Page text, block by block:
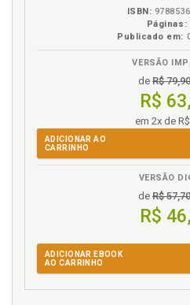
ISBN:
Páginas:
Publicado em:
VERSÃO
de R$ 79,90
R$
em 2x de
ADICIONAR AO
CARRINHO
VERSÃO
de R$ 57,70
R$
ADICIONAR EBOOK
AO CARRINHO